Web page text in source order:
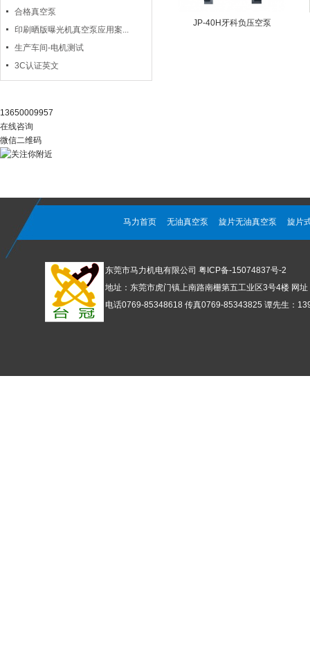
合格真空泵
印刷晒版曝光机真空泵应用案...
生产车间-电机测试
3C认证英文
JP-40H牙科负压空泵
13650009957
在线咨询
微信二维码
马力首页 无油真空泵 旋片无油真空泵 旋片
东莞市马力机电有限公司 粤ICP备-15074837号-2
地址：东莞市虎门镇上南路南栅第五工业区3号4楼 网
电话0769-85348618 传真0769-85343825 谭先生：